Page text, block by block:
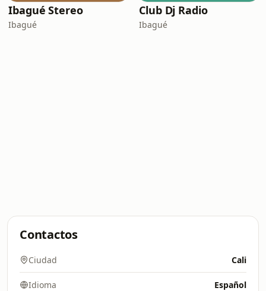
Ibagué Stereo
Ibagué
Club Dj Radio
Ibagué
Contactos
Ciudad Cali
Idioma Español